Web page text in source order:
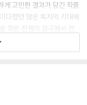
게 고민한 결과가 담긴 작품
다렸던 많은 독자의 기대에
겪은 전쟁의 참극에서 전
과 소련 사회 내부의 모순
동질성을 발견해내는 놀라
을 겪었다. 작가가 스딸린